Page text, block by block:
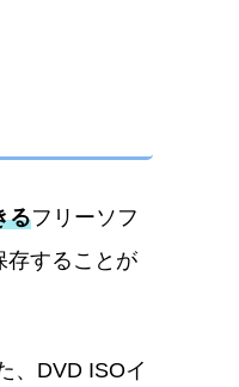
るフリーソフ
存することが
、DVD ISOイ